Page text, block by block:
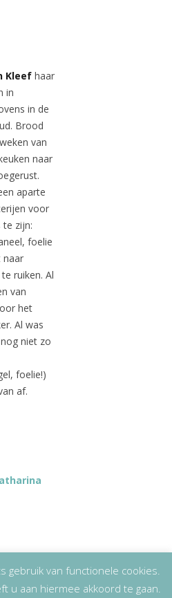
Kleef haar
in
in de
Brood
van
naar
aparte
voor
te zijn:
foelie
naar
ruiken. Al
van
het
Al was
niet zo
foelie!)
af.
Kruyff| Disclaimer
gebruik van functionele cookies.
u aan hiermee akkoord te gaan.